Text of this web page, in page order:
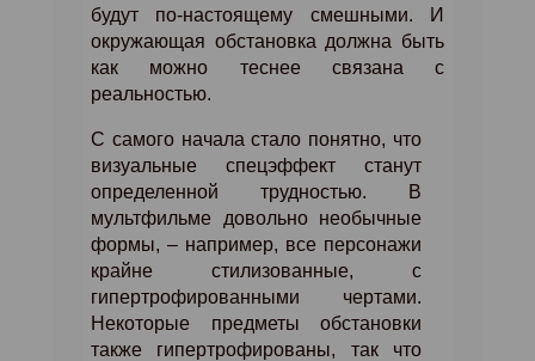
будут по-настоящему смешными. И
окружающая обстановка должна быть
как можно теснее связана с
реальностью.
С самого начала стало понятно, что
визуальные спецэффект станут
определенной трудностью. В
мультфильме довольно необычные
формы, – например, все персонажи
крайне стилизованные, с
гипертрофированными чертами.
Некоторые предметы обстановки
также гипертрофированы, так что